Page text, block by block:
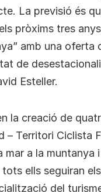
La previsió és
pròxims tres
amb una
de
Esteller.
la creació de
– Territori Ciclista
a la muntanya
ells seguiran
del